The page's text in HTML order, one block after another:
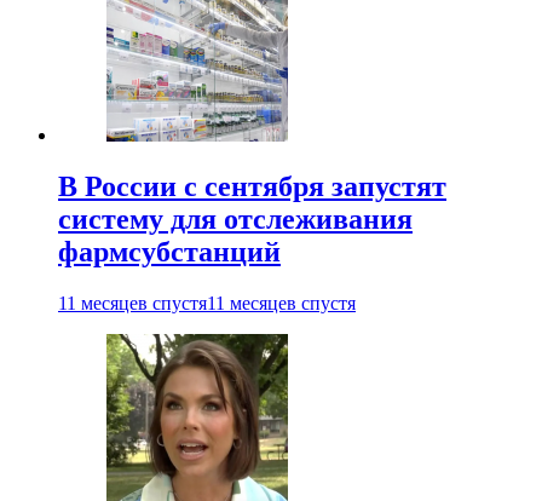
В России с сентября запустят
систему для отслеживания
фармсубстанций
11 месяцев спустя11 месяцев спустя